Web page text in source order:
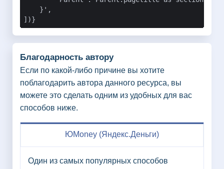
    }',
])}
Благодарность автору
Если по какой-либо причине вы хотите
поблагодарить автора данного ресурса, вы
можете это сделать одним из удобных для вас
способов ниже.
ЮMoney (Яндекс.Деньги)
Один из самых популярных способов